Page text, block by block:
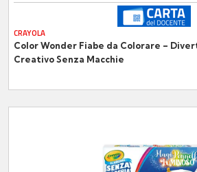
CRAYOLA
Color Wonder Fiabe da Colorare –
Creativo Senza Macchie